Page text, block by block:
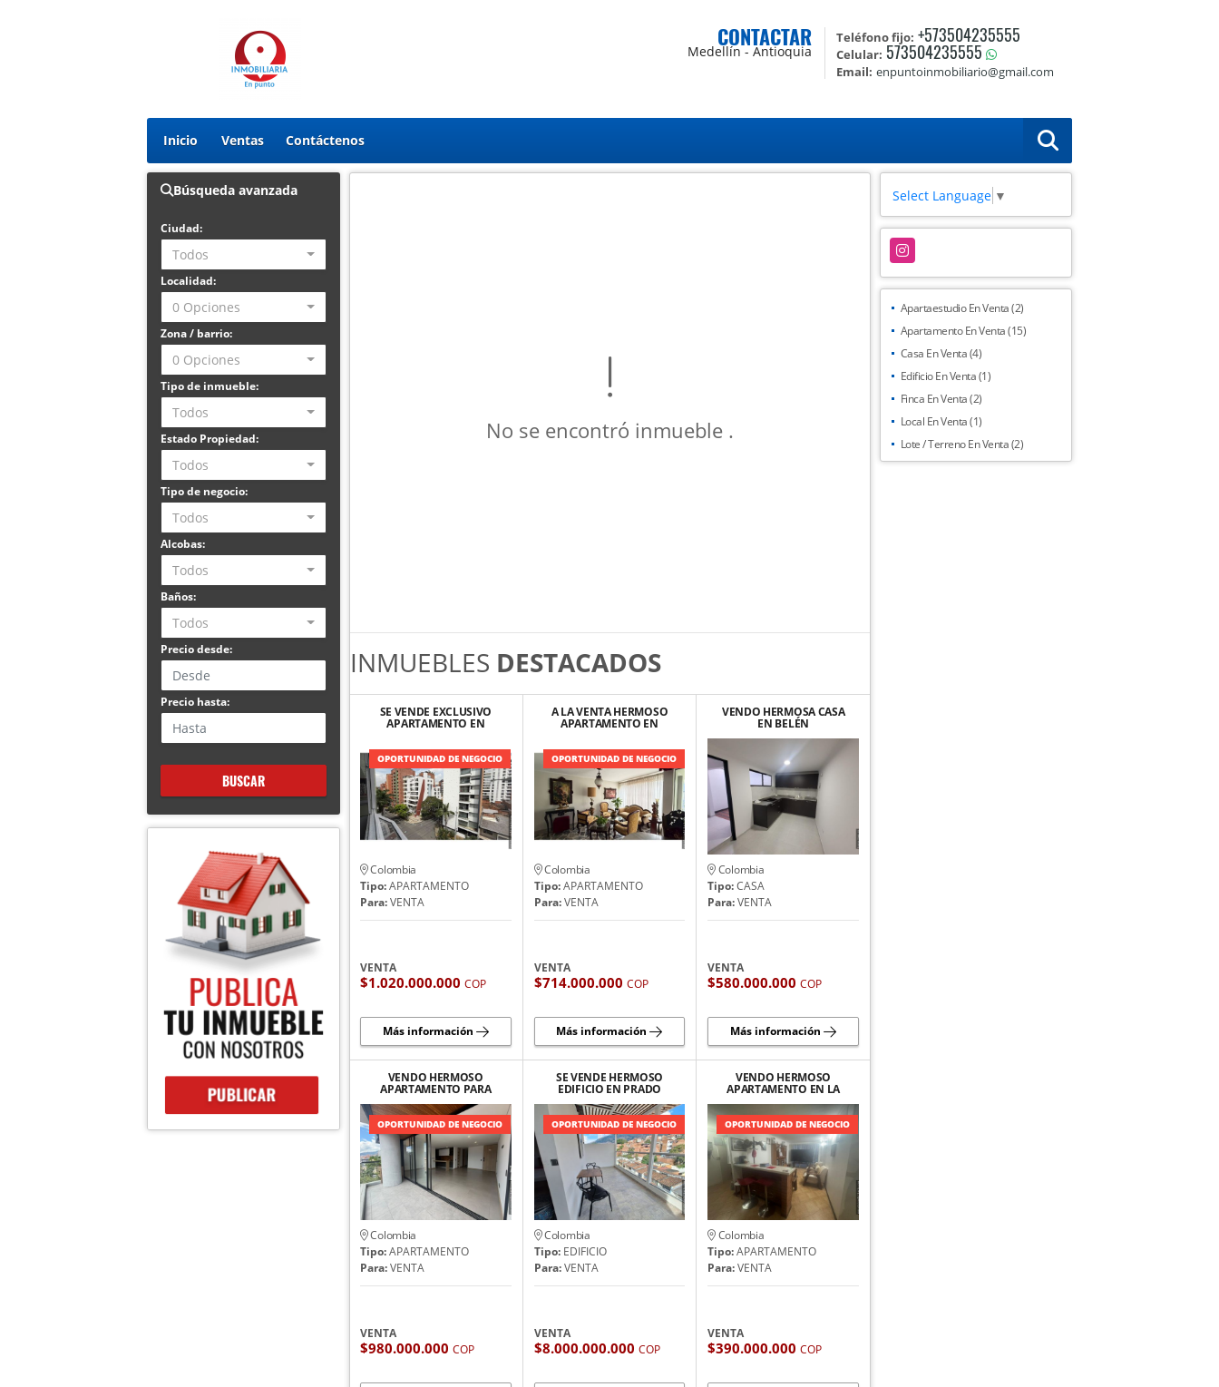
CONTACTAR
Medellín - Antioquia
Teléfono fijo: +573504235555
Celular: 573504235555
Email: enpuntoinmobiliario@gmail.com
Inicio Ventas Contáctenos
Búsqueda avanzada
Ciudad:
Todos
Localidad:
0 Opciones
Zona / barrio:
0 Opciones
Tipo de inmueble:
Todos
Estado Propiedad:
Todos
Tipo de negocio:
Todos
Alcobas:
Todos
Baños:
Todos
Precio desde:
Precio hasta:
BUSCAR
No se encontró inmueble .
INMUEBLES DESTACADOS
SE VENDE EXCLUSIVO
APARTAMENTO EN
OPORTUNIDAD DE NEGOCIO
Colombia
Tipo:APARTAMENTO
Para:VENTA
VENTA
$1.020.000.000 COP
Más información
A LA VENTA HERMOSO
APARTAMENTO EN
FRONTERA
OPORTUNIDAD DE NEGOCIO
Colombia
Tipo:APARTAMENTO
Para:VENTA
VENTA
$714.000.000 COP
Más información
VENDO HERMOSA CASA
EN BELÉN
Colombia
Tipo:CASA
Para:VENTA
VENTA
$580.000.000COP
Más información
VENDO HERMOSO
APARTAMENTO PARA
ESTRENAR EN LAURELES
OPORTUNIDAD DE NEGOCIO
Colombia
Tipo:APARTAMENTO
Para:VENTA
VENTA
$980.000.000 COP
SE VENDE HERMOSO
EDIFICIO EN PRADO
CENTRO
OPORTUNIDAD DE NEGOCIO
Colombia
Tipo:EDIFICIO
Para:VENTA
VENTA
$8.000.000.000 COP
VENDO HERMOSO
APARTAMENTO EN LA
LOMA DEL INDIO
OPORTUNIDAD DE NEGOCIO
Colombia
Tipo:APARTAMENTO
Para:VENTA
VENTA
$390.000.000COP
Select Language ▼
Instagram
Apartaestudio En Venta (2)
Apartamento En Venta (15)
Casa En Venta (4)
Edificio En Venta (1)
Finca En Venta (2)
Local En Venta (1)
Lote / Terreno En Venta (2)